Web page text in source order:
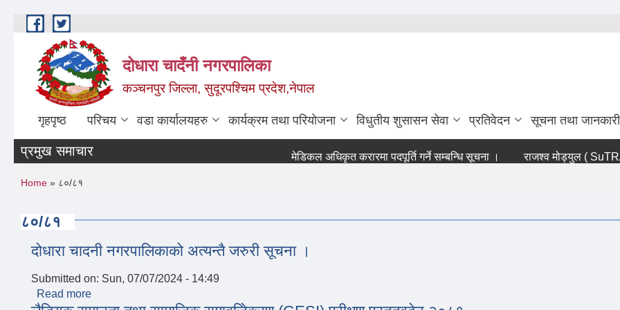
Skip to main content
दोधारा चादँनी नगरपालिका
कञ्चनपुर जिल्ला, सुदूरपश्चिम प्रदेश,नेपाल
गृहपृष्ठ परिचय वडा कार्यालयहरु कार्यक्रम तथा परियोजना विधुतीय शुसासन सेवा प्रतिवेदन सूचना तथा जानकारी
प्रमुख समाचार मेडिकल अधिकृत करारमा पदपूर्ति गर्ने सम्बन्धि सूचना । राजश्व मोड्युल ( SuTRA
You are here
Home » ८०/८१
८०/८१
दोधारा चादनी नगरपालिकाको अत्यन्तै जरुरी सूचना ।
Submitted on: Sun, 07/07/2024 - 14:49
Read more